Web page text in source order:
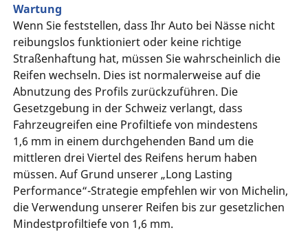
Wartung
Wenn Sie feststellen, dass Ihr Auto bei Nässe nicht
reibungslos funktioniert oder keine richtige
Straßenhaftung hat, müssen Sie wahrscheinlich die
Reifen wechseln. Dies ist normalerweise auf die
Abnutzung des Profils zurückzuführen. Die
Gesetzgebung in der Schweiz verlangt, dass
Fahrzeugreifen eine Profiltiefe von mindestens
1,6 mm in einem durchgehenden Band um die
mittleren drei Viertel des Reifens herum haben
müssen. Auf Grund unserer „Long Lasting
Performance“-Strategie empfehlen wir von Michelin,
die Verwendung unserer Reifen bis zur gesetzlichen
Mindestprofiltiefe von 1,6 mm.